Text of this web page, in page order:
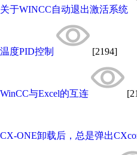
关于WINCC自动退出激活系统
温度PID控制 [2194]
WinCC与Excel的互连
CX-ONE卸载后，总是弹出